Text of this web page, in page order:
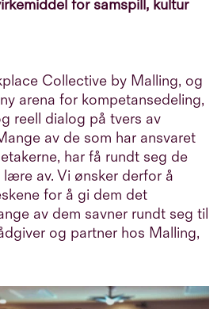
for samspill, kultur
Collective by Malling, og
arena for kompetansedeling,
reell dialog på tvers av
av de som har ansvaret
har få rundt seg de
av. Vi ønsker derfor å
for å gi dem det
av dem savner rundt seg til
og partner hos Malling,